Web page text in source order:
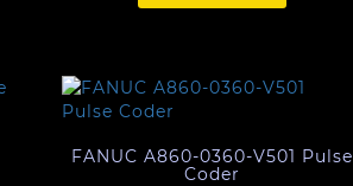
FANUC A860-0360-V501 Pulse
Coder